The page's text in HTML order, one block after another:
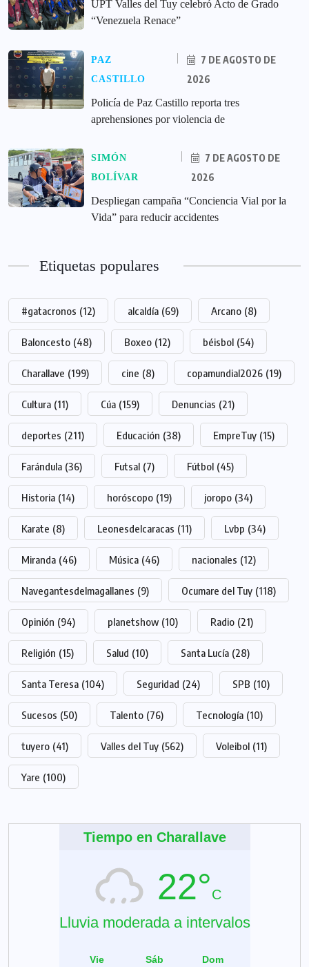
UPT Valles del Tuy celebró Acto de Grado
“Venezuela Renace”
PAZ
CASTILLO
7 DE AGOSTO DE
2026
‎Policía de Paz Castillo reporta tres
aprehensiones por violencia de
SIMÓN
BOLÍVAR
7 DE AGOSTO DE
2026
‎Despliegan campaña “Conciencia Vial por la
Vida” para reducir accidentes
Etiquetas populares
#gatacronos (12) alcaldía (69) Arcano (8)
Baloncesto (48) Boxeo (12) béisbol (54)
Charallave (199) cine (8) copamundial2026 (19)
Cultura (11) Cúa (159) Denuncias (21)
deportes (211) Educación (38) EmpreTuy (15)
Farándula (36) Futsal (7) Fútbol (45)
Historia (14) horóscopo (19) joropo (34)
Karate (8) Leonesdelcaracas (11) Lvbp (34)
Miranda (46) Música (46) nacionales (12)
Navegantesdelmagallanes (9) Ocumare del Tuy (118)
Opinión (94) planetshow (10) Radio (21)
Religión (15) Salud (10) Santa Lucía (28)
Santa Teresa (104) Seguridad (24) SPB (10)
Sucesos (50) Talento (76) Tecnología (10)
tuyero (41) Valles del Tuy (562) Voleibol (11)
Yare (100)
Tiempo en Charallave
22°C
Lluvia moderada a intervalos
Vie Sáb Dom